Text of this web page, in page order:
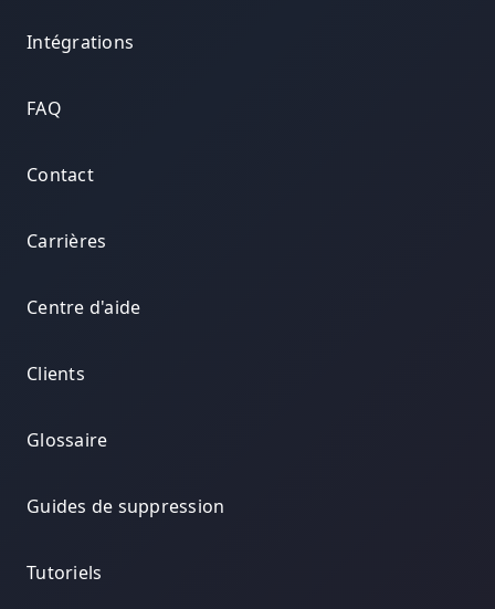
Intégrations
FAQ
Contact
Carrières
Centre d'aide
Clients
Glossaire
Guides de suppression
Tutoriels